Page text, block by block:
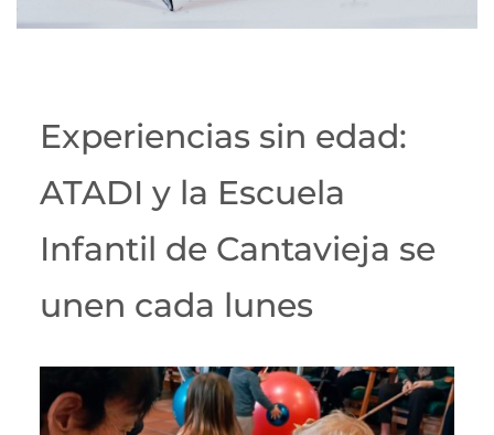
Experiencias sin edad:
ATADI y la Escuela
Infantil de Cantavieja se
unen cada lunes